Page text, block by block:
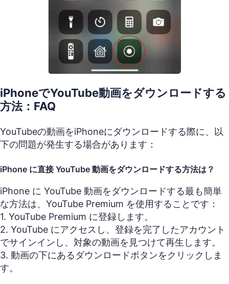
iPhoneでYouTube動画をダウンロードする
方法：FAQ
YouTubeの動画をiPhoneにダウンロードする際に、以
下の問題が発生する場合があります：
iPhone に直接 YouTube 動画をダウンロードする方法は？
iPhone に YouTube 動画をダウンロードする最も簡単
な方法は、YouTube Premium を使用することです：
1. YouTube Premium に登録します。
2. YouTube にアクセスし、登録を完了したアカウント
でサインインし、対象の動画を見つけて再生します。
3. 動画の下にあるダウンロードボタンをクリックしま
す。